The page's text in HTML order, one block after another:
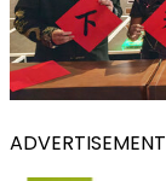
ADVERTISEMENT